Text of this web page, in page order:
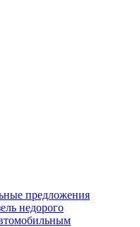
предложения
недорого